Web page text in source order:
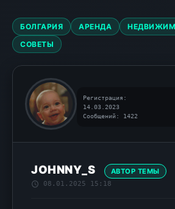
БОЛГАРИЯ АРЕНДА
СОВЕТЫ
Регистрация:
14.03.2023
Сообщений: 1422
JOHNNY_S АВТОР ТЕМЫ
08.01.2025 15:18